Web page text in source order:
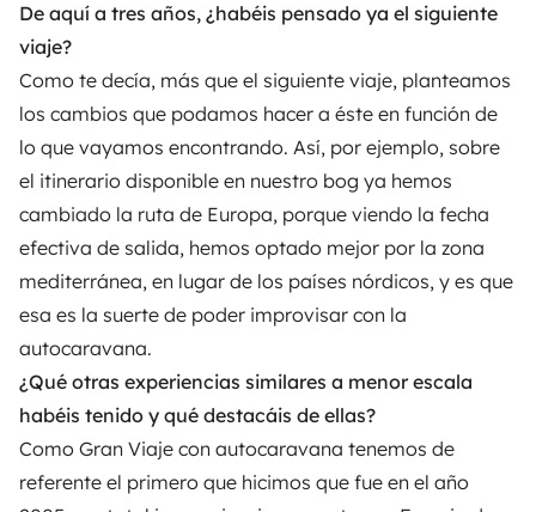
De aquí a tres años, ¿habéis pensado ya el siguiente
viaje?
Como te decía, más que el siguiente viaje, planteamos
los cambios que podamos hacer a éste en función de
lo que vayamos encontrando. Así, por ejemplo, sobre
el itinerario disponible en nuestro bog ya hemos
cambiado la ruta de Europa, porque viendo la fecha
efectiva de salida, hemos optado mejor por la zona
mediterránea, en lugar de los países nórdicos, y es que
esa es la suerte de poder improvisar con la
autocaravana.
¿Qué otras experiencias similares a menor escala
habéis tenido y qué destacáis de ellas?
Como Gran Viaje con autocaravana tenemos de
referente el primero que hicimos que fue en el año